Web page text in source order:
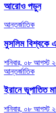
আরোও পড়ুন
আন্তর্জাতিক
মুসলিম বিশ্বকে
শনিবার, ০৮ আগস্ট
আন্তর্জাতিক
ইরানে ভূপাতিত
শনিবার, ০৮ আগস্ট